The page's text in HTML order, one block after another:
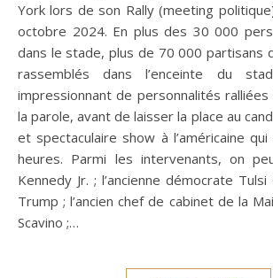
York lors de son Rally (meeting
octobre 2024. En plus des 30 000
dans le stade, plus de 70 000 partisans
rassemblés dans l’enceinte du
impressionnant de personnalités
la parole, avant de laisser la place au
et spectaculaire show à l’américaine
heures. Parmi les intervenants, on
Kennedy Jr. ; l’ancienne démocrate
Trump ; l’ancien chef de cabinet de la
Scavino ;…